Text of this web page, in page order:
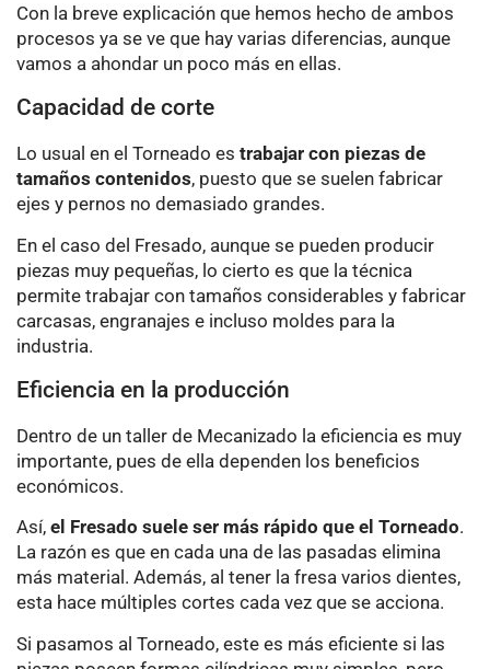
Con la breve explicación que hemos hecho de ambos
procesos ya se ve que hay varias diferencias, aunque
vamos a ahondar un poco más en ellas.
Capacidad de corte
Lo usual en el Torneado es trabajar con piezas de
tamaños contenidos, puesto que se suelen fabricar
ejes y pernos no demasiado grandes.
En el caso del Fresado, aunque se pueden producir
piezas muy pequeñas, lo cierto es que la técnica
permite trabajar con tamaños considerables y fabricar
carcasas, engranajes e incluso moldes para la
industria.
Eficiencia en la producción
Dentro de un taller de Mecanizado la eficiencia es muy
importante, pues de ella dependen los beneficios
económicos.
Así, el Fresado suele ser más rápido que el Torneado.
La razón es que en cada una de las pasadas elimina
más material. Además, al tener la fresa varios dientes,
esta hace múltiples cortes cada vez que se acciona.
Si pasamos al Torneado, este es más eficiente si las